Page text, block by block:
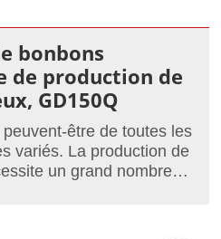
bonbons
de production de
GD150Q
être de toutes les
variés. La production de
un grand nombre